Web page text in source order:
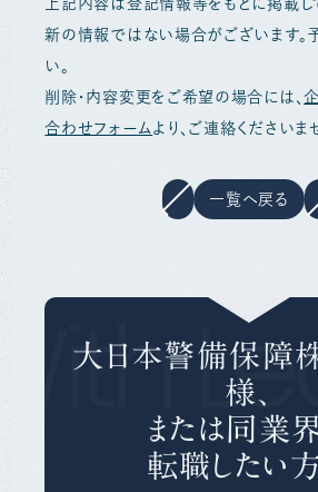
上記内容は登記情報等をもとに掲載し
新の情報ではない場合がございます。
い。
削除・内容変更をご希望の場合には、
合わせフォーム より、ご連絡くださいま
一覧へ戻る
大日本警備保障
様、
または同業
転職したい